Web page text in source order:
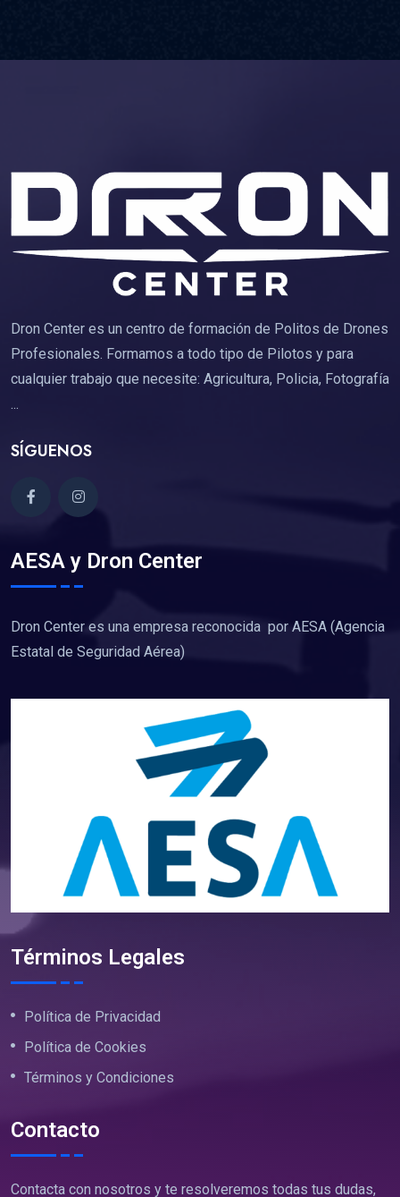
Dron Center es un centro de formación de Politos de Drones
Profesionales. Formamos a todo tipo de Pilotos y para
cualquier trabajo que necesite: Agricultura, Policia, Fotografía
SÍGUENOS
AESA y Dron Center
Dron Center es una empresa reconocida por AESA (Agencia
Estatal de Seguridad Aérea)
Términos Legales
Política de Privacidad
Política de Cookies
Términos y Condiciones
Contacto
Contacta con nosotros y te resolveremos todas tus dudas,